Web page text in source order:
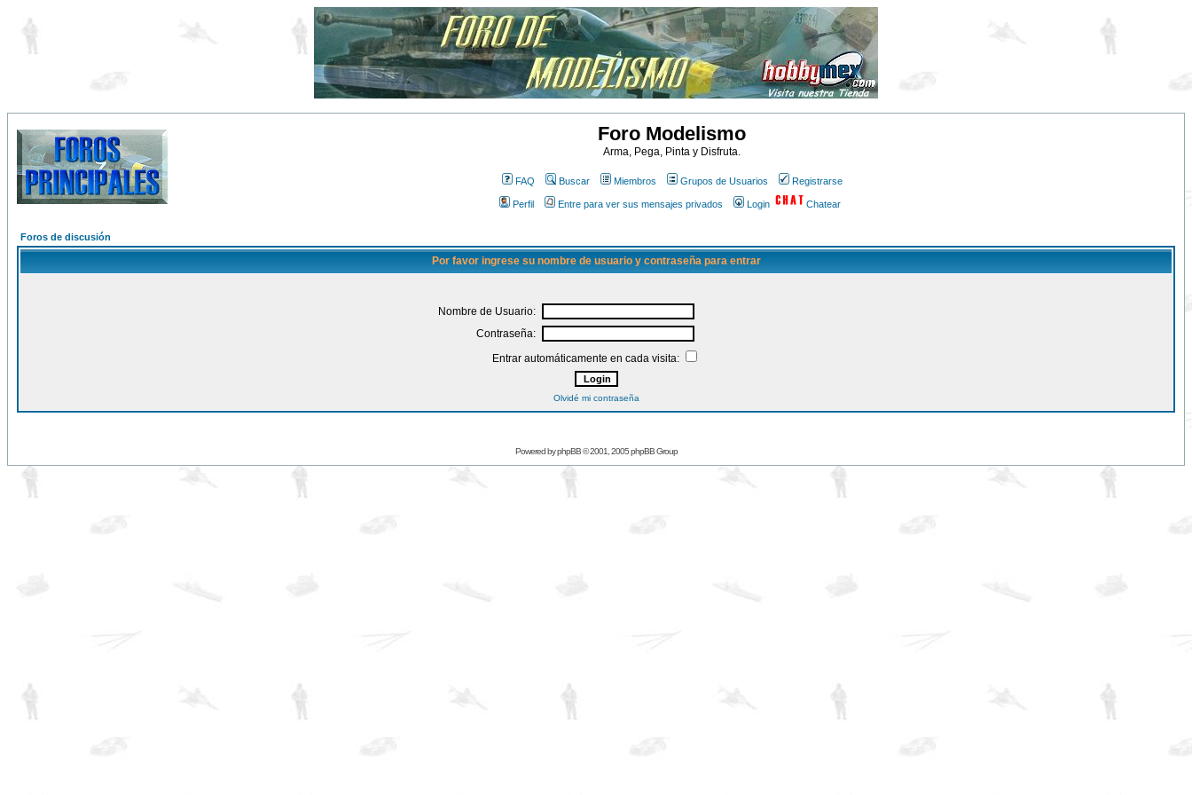
Foro Modelismo
Arma, Pega, Pinta y Disfruta.
FAQ Buscar Miembros Grupos de Usuarios Registrarse
Perfil Entre para ver sus mensajes privados Login Chatear
Foros de discusión
Por favor ingrese su nombre de usuario y contraseña para entrar
Nombre de Usuario:
Contraseña:
Entrar automáticamente en cada visita:
Olvidé mi contraseña
Powered byphpBB© 2001, 2005 phpBB Group